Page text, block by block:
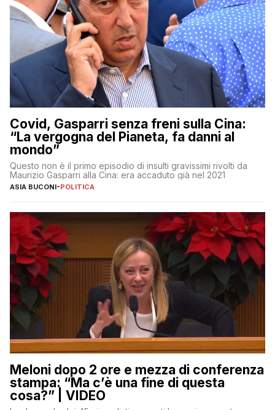
Covid, Gasparri senza freni sulla Cina:
“La vergogna del Pianeta, fa danni al
mondo”
Questo non è il primo episodio di insulti gravissimi rivolti da
Maurizio Gasparri alla Cina: era accaduto già nel 2021
ASIA BUCONI-POLITICA
Meloni dopo 2 ore e mezza di conferenza
stampa: “Ma c’è una fine di questa
cosa?” | VIDEO